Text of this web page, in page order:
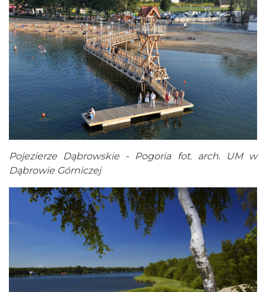
Pojezierze Dąbrowskie - Pogoria fot. arch. UM w
Dąbrowie Górniczej